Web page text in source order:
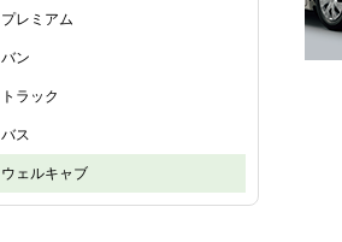
プレミアム
バン
トラック
バス
ウェルキャブ